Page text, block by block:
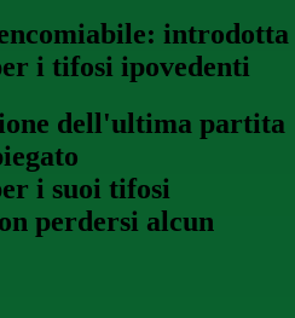
introdotta
i tifosi ipovedenti
dell'ultima partita
i suoi tifosi
perdersi alcun